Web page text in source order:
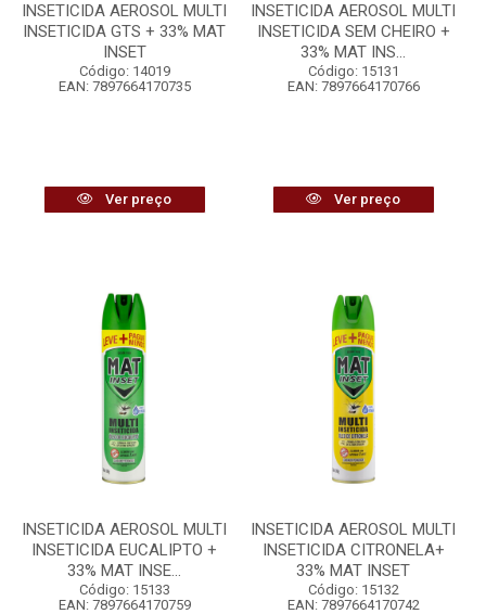
INSETICIDA AEROSOL MULTI
INSETICIDA GTS + 33% MAT
INSET
Código: 14019
EAN: 7897664170735
Ver preço
INSETICIDA AEROSOL MULTI
INSETICIDA SEM CHEIRO +
33% MAT INS...
Código: 15131
EAN: 7897664170766
Ver preço
INSETICIDA AEROSOL MULTI
INSETICIDA EUCALIPTO +
33% MAT INSE...
Código: 15133
EAN: 7897664170759
INSETICIDA AEROSOL MULTI
INSETICIDA CITRONELA+
33% MAT INSET
Código: 15132
EAN: 7897664170742